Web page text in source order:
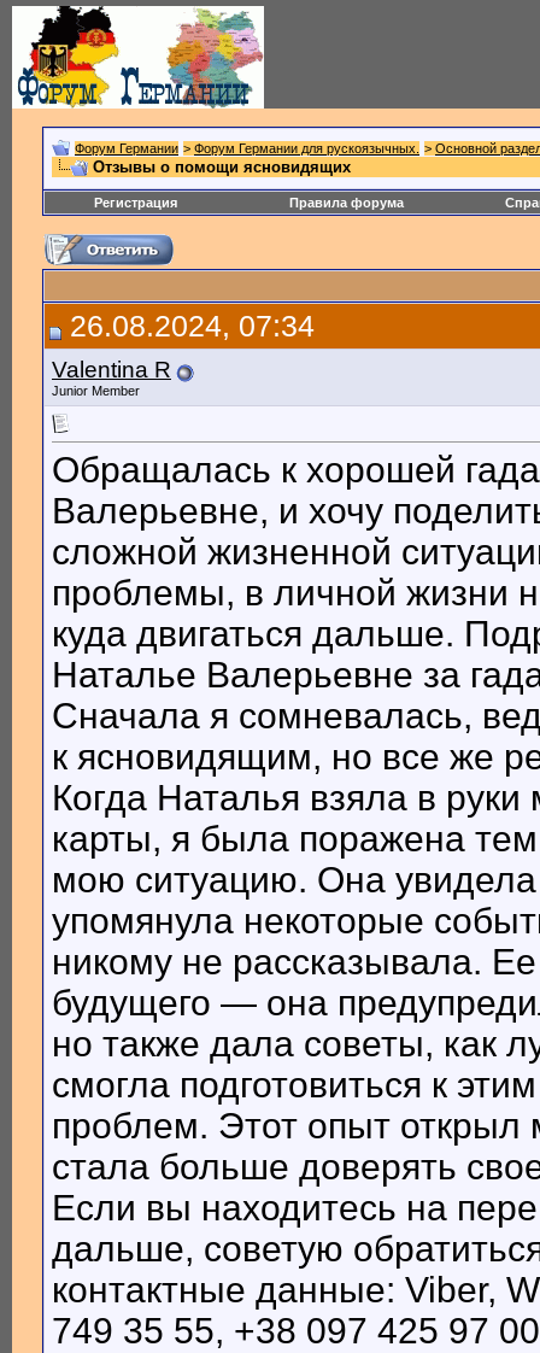
Форум Германии > Форум Германии для рускоязычных. > Основной
Отзывы о помощи ясновидящих
Регистрация Правила форума
26.08.2024, 07:34
Valentina R
Junior Member
Обращалась к хорошей
Валерьевне, и хочу
сложной жизненной
проблемы, в личной жизни
куда двигаться дальше.
Наталье Валерьевне за
Сначала я сомневалась,
к ясновидящим, но все же
Когда Наталья взяла в
карты, я была поражена
мою ситуацию. Она
упомянула некоторые
никому не рассказывала.
будущего — она
но также дала советы, как
смогла подготовиться к
проблем. Этот опыт открыл
стала больше доверять
Если вы находитесь на
дальше, советую
контактные данные: Viber,
749 35 55, +38 097 425 97